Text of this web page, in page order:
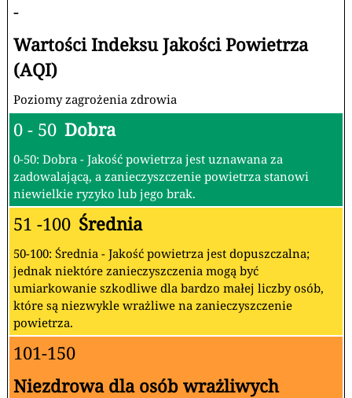
-
Wartości Indeksu Jakości Powietrza
(AQI)
Poziomy zagrożenia zdrowia
0 - 50 Dobra
0-50: Dobra - Jakość powietrza jest uznawana za
zadowalającą, a zanieczyszczenie powietrza stanowi
niewielkie ryzyko lub jego brak.
51 -100 Średnia
50-100: Średnia - Jakość powietrza jest dopuszczalna;
jednak niektóre zanieczyszczenia mogą być
umiarkowanie szkodliwe dla bardzo małej liczby osób,
które są niezwykle wrażliwe na zanieczyszczenie
powietrza.
101-150
Niezdrowa dla osób wrażliwych